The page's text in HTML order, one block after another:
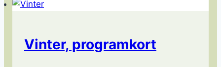
Vinter, programkort